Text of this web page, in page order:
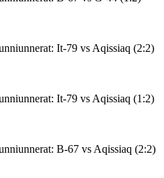
It-79 vs Aqissiaq (2:2)
It-79 vs Aqissiaq (1:2)
B-67 vs Aqissiaq (2:2)